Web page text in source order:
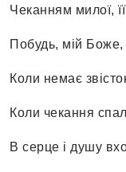
Чеканням милої,
Побудь, мій Боже,
Коли немає
Коли чекання
В серце і душу